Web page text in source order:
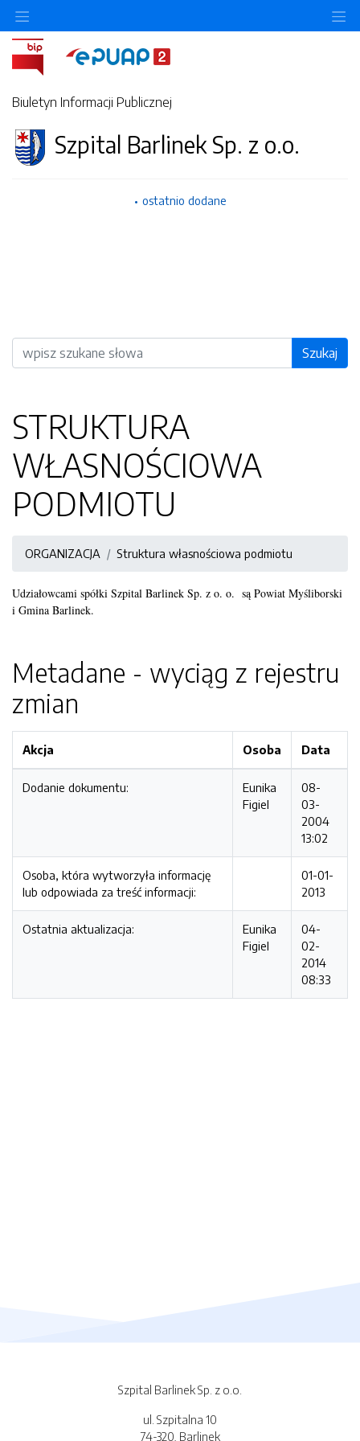
Biuletyn Informacji Publicznej
Szpital Barlinek Sp. z o.o.
ostatnio dodane
Wyszukiwarka Szukaj
STRUKTURA
WŁASNOŚCIOWA
PODMIOTU
ORGANIZACJA Struktura własnościowa podmiotu
Udziałowcami spółki Szpital Barlinek Sp. z o. o. są Powiat Myśliborski
i Gmina Barlinek.
Metadane - wyciąg z rejestru
zmian
Akcja Osoba Data
Dodanie dokumentu:
Eunika
Figiel
08-
03-
2004
13:02
Osoba, która wytworzyła informację
lub odpowiada za treść informacji:
01-01-
2013
Ostatnia aktualizacja:
Eunika
Figiel
04-
02-
2014
08:33
Szpital Barlinek Sp. z o.o.
ul. Szpitalna 10
74-320, Barlinek